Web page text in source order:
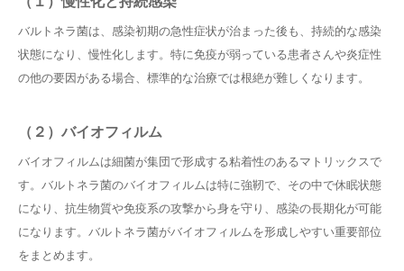
バルトネラ菌は、感染初期の急性症状が治まった後も、持続的な感染
状態になり、慢性化します。特に免疫が弱っている患者さんや炎症性
の他の要因がある場合、標準的な治療では根絶が難しくなります。
（２）バイオフィルム
バイオフィルムは細菌が集団で形成する粘着性のあるマトリックスで
す。バルトネラ菌のバイオフィルムは特に強靭で、その中で休眠状態
になり、抗生物質や免疫系の攻撃から身を守り、感染の長期化が可能
になります。バルトネラ菌がバイオフィルムを形成しやすい重要部位
をまとめます。